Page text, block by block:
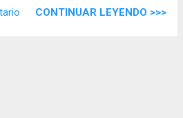
hizo conocido, pero alcanzo su
CONTINUAR LEYENDO >>>